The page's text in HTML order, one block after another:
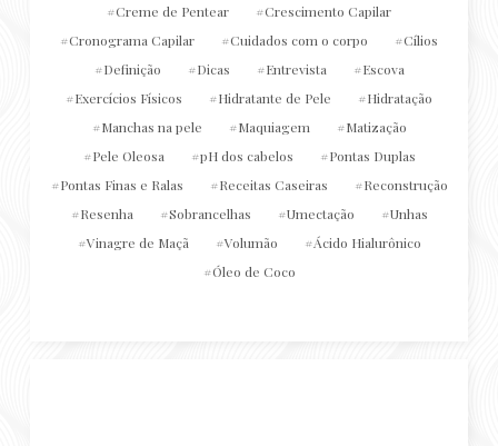
Creme de Pentear
Crescimento Capilar
Cronograma Capilar
Cuidados com o corpo
Cílios
Definição
Dicas Entrevista
Escova
Exercícios Físicos
Hidratante de Pele
Hidratação
Manchas na pele
Maquiagem
Matização
Pele Oleosa
pH dos cabelos
Pontas Duplas
Pontas Finas e Ralas
Receitas Caseiras
Reconstrução
Resenha
Sobrancelhas Umectação
Unhas
Vinagre de Maçã
Volumão
Ácido Hialurônico
Óleo de Coco